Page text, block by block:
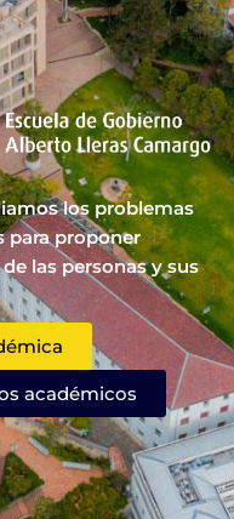
los problemas
para proponer
las personas y sus
académicos